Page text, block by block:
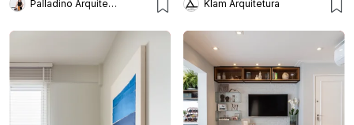
Palladino Arquitetura Klam Arquitetura